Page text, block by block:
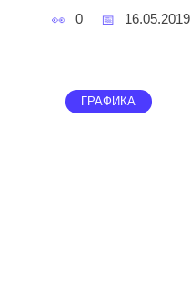
0 16.05.2019
ГРАФИКА